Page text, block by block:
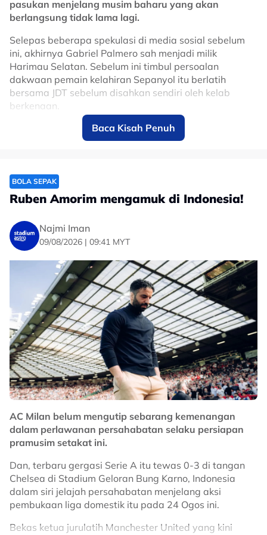
pasukan menjelang musim baharu yang akan
berlangsung tidak lama lagi.
Selepas beberapa spekulasi di media sosial sebelum
ini, akhirnya Gabriel Palmero sah menjadi milik
Harimau Selatan. Sebelum ini timbul persoalan
dakwaan pemain kelahiran Sepanyol itu berlatih
bersama JDT sebelum disahkan sendiri oleh kelab
berkenaan.
Pertahanan berusia 24 tahun itu sebelum ini
bergabung dengan Kuching City pada musim lalu
Palmero bersama enam lagi pemain terpalit dengan
kes pemalsuan dokumen mewakili Harimau Malaya
dibenarkan beraksi dalam perlawanan rasmi dan tidak
melibatkan semua aktiviti berkaitan bola sepak.
Ia, selepas Mahkamah Timbang Tara Sukan (CAS)
menolak rayuan dan mengekalkan hukuman
penggantungan 12 bulan meskipun dibenarkan beraksi
seketika pada awal tahun sebelum meneruskan
hukuman tersebut.
Gergasi Liga Super itu sudah menandatangani tiga
pemain, Joao Figueiredo, Jon Irazabal dan Hector Hevel,
pada awal musim lalu.
Jangkaan kesemua pemain terbabit termasuk Imanol
Machuca, Rodrigo Holgado dan bintang LaLiga,
Facundo Garces, kembali beraksi pada November ini.
Gabriel Palmero joins the Home of
Champions 🔥
Baca Kisah Penuh
BOLA SEPAK
Ruben Amorim mengamuk di Indonesia!
Najmi Iman
09/08/2026 | 09:41 MYT
AC Milan belum mengutip sebarang kemenangan
dalam perlawanan persahabatan selaku persiapan
pramusim setakat ini.
Dan, terbaru gergasi Serie A itu tewas 0-3 di tangan
Chelsea di Stadium Geloran Bung Karno, Indonesia
dalam siri jelajah persahabatan menjelang aksi
pembukaan liga domestik itu pada 24 Ogos ini.
Bekas ketua jurulatih Manchester United yang kini